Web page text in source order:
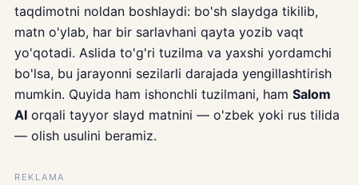
taqdimotni noldan boshlaydi: bo'sh slaydga tikilib,
matn o'ylab, har bir sarlavhani qayta yozib vaqt
yo'qotadi. Aslida to'g'ri tuzilma va yaxshi yordamchi
bo'lsa, bu jarayonni sezilarli darajada yengillashtirish
mumkin. Quyida ham ishonchli tuzilmani, ham Salom
AI orqali tayyor slayd matnini — o'zbek yoki rus tilida
— olish usulini beramiz.
REKLAMA